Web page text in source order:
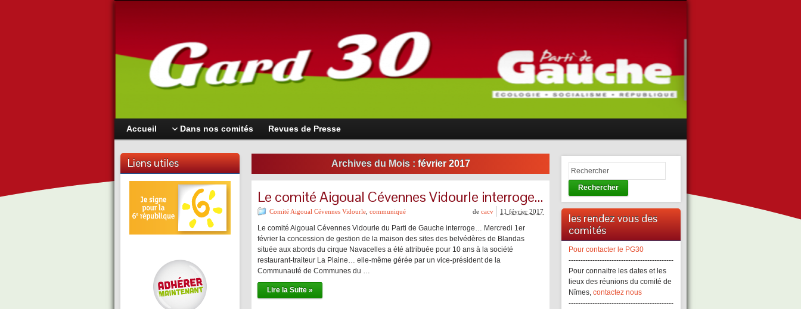
Accueil Dans nos comités Revues de Presse
Liens utiles Archives du Mois : février 2017
Le comité Aigoual Cévennes Vidourle interroge…
Comité Aigoual Cévennes Vidourle communiqué 11 février 2017
de cacv
Le comité Aigoual Cévennes Vidourle du Parti de Gauche interroge… Mercredi 1er
février la concession de gestion de la maison des sites des belvédères de Blandas
située aux abords du cirque Navacelles a été attribuée pour 10 ans à la société
restaurant-traiteur La Plaine… elle-même gérée par un vice-président de la
Communauté de Communes du …
Lire la Suite »
Rechercher
les rendez vous des
comités
Pour contacter le PG30
--------------------------------------------
Pour connaitre les dates et les
lieux des réunions du comité de
Nîmes, contactez nous
--------------------------------------------